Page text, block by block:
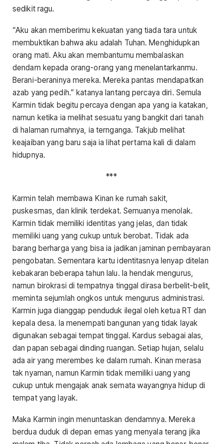
sedikit ragu.
“Aku akan memberimu kekuatan yang tiada tara untuk
membuktikan bahwa aku adalah Tuhan. Menghidupkan
orang mati. Aku akan membantumu membalaskan
dendam kepada orang-orang yang menelantarkanmu.
Berani-beraninya mereka. Mereka pantas mendapatkan
azab yang pedih.” katanya lantang percaya diri. Semula
Karmin tidak begitu percaya dengan apa yang ia katakan,
namun ketika ia melihat sesuatu yang bangkit dari tanah
di halaman rumahnya, ia ternganga. Takjub melihat
keajaiban yang baru saja ia lihat pertama kali di dalam
hidupnya.
***
Karmin telah membawa Kinan ke rumah sakit,
puskesmas, dan klinik terdekat. Semuanya menolak.
Karmin tidak memiliki identitas yang jelas, dan tidak
memiliki uang yang cukup untuk berobat. Tidak ada
barang berharga yang bisa ia jadikan jaminan pembayaran
pengobatan. Sementara kartu identitasnya lenyap ditelan
kebakaran beberapa tahun lalu. Ia hendak mengurus,
namun birokrasi di tempatnya tinggal dirasa berbelit-belit,
meminta sejumlah ongkos untuk mengurus administrasi.
Karmin juga dianggap penduduk ilegal oleh ketua RT dan
kepala desa. Ia menempati bangunan yang tidak layak
digunakan sebagai tempat tinggal. Kardus sebagai alas,
dan papan sebagai dinding ruangan. Setiap hujan, selalu
ada air yang merembes ke dalam rumah. Kinan merasa
tak nyaman, namun Karmin tidak memiliki uang yang
cukup untuk mengajak anak semata wayangnya hidup di
tempat yang layak.
Maka Karmin ingin menuntaskan dendamnya. Mereka
berdua duduk di depan emas yang menyala terang jika